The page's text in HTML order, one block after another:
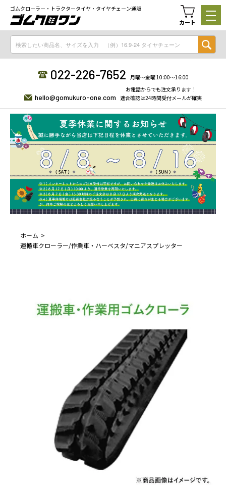
ゴムクローラー・トラクタータイヤ・タイヤチェーン通販
カート
022-226-7652 月曜〜金曜 10:00〜16:00
hello@gomukuro-one.com
お電話からでも注文承ります！
適合確認は24時間受付メールが確実
ホーム
運搬車クローラー/作業車・ハーベスタ/マニアスプレッター